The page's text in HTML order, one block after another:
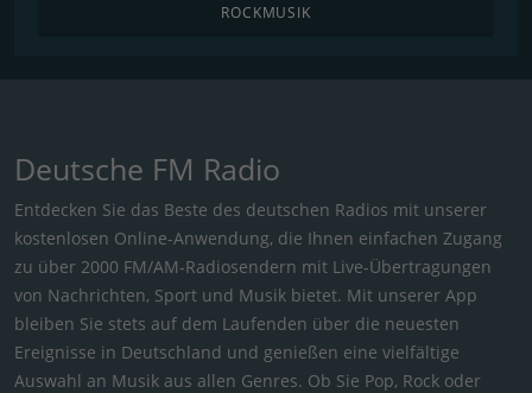
ROCKMUSIK
Deutsche FM Radio
Entdecken Sie das Beste des deutschen Radios mit unserer
kostenlosen Online-Anwendung, die Ihnen einfachen Zugang
zu über 2000 FM/AM-Radiosendern mit Live-Übertragungen
von Nachrichten, Sport und Musik bietet. Mit unserer App
bleiben Sie stets auf dem Laufenden über die neuesten
Ereignisse in Deutschland und genießen eine vielfältige
Auswahl an Musik aus allen Genres. Ob Sie Pop, Rock oder